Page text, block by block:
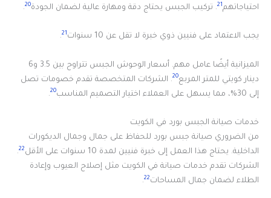
احتياجاتهم21. تركيب الجبس يحتاج دقة ومهارة عالية لضمان الجودة20
.
يجب الاعتماد على فنيين ذوي خبرة لا تقل عن 10 سنوات 21
.
الميزانية أيضًا عامل مهم. أسعار الوحوش الجبس تتراوح بين 3.5 و6
دينار كويتي للمتر المربع20. الشركات المتخصصة تقدم خصومات تصل
إلى 30%، مما يسهل على العملاء اختيار التصميم المناسب
20
.
خدمات صيانة الجبس بورد في الكويت
من الضروري صيانة جبس بورد للحفاظ على جمال وجمال الديكورات
الداخلية. يحتاج هذا العمل إلى خبرة فنيين لمدة 10 سنوات على الأقل
22
.
الشركات تقدم خدمات صيانة في الكويت مثل إصلاح العيوب وإعادة
الطلاء لضمان جمال المساحات22
.